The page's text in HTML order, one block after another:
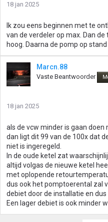
18 jan 2025
Ik zou eens beginnen met te
van de verdeler op max. Dan
hoog. Daarna de pomp op stand
Marcn.88
Vaste Beantwoorder
18 jan 2025
als de vcw minder is gaan doen
dan ligt dit 99 van de 100x dat
niet is ingeregeld.
In de oude ketel zat
altijd volgas de nieuwe ketel
met oplopende
dus ook het pomptoerental zal
debiet door de installatie en dus
Een lager debiet is ook minder